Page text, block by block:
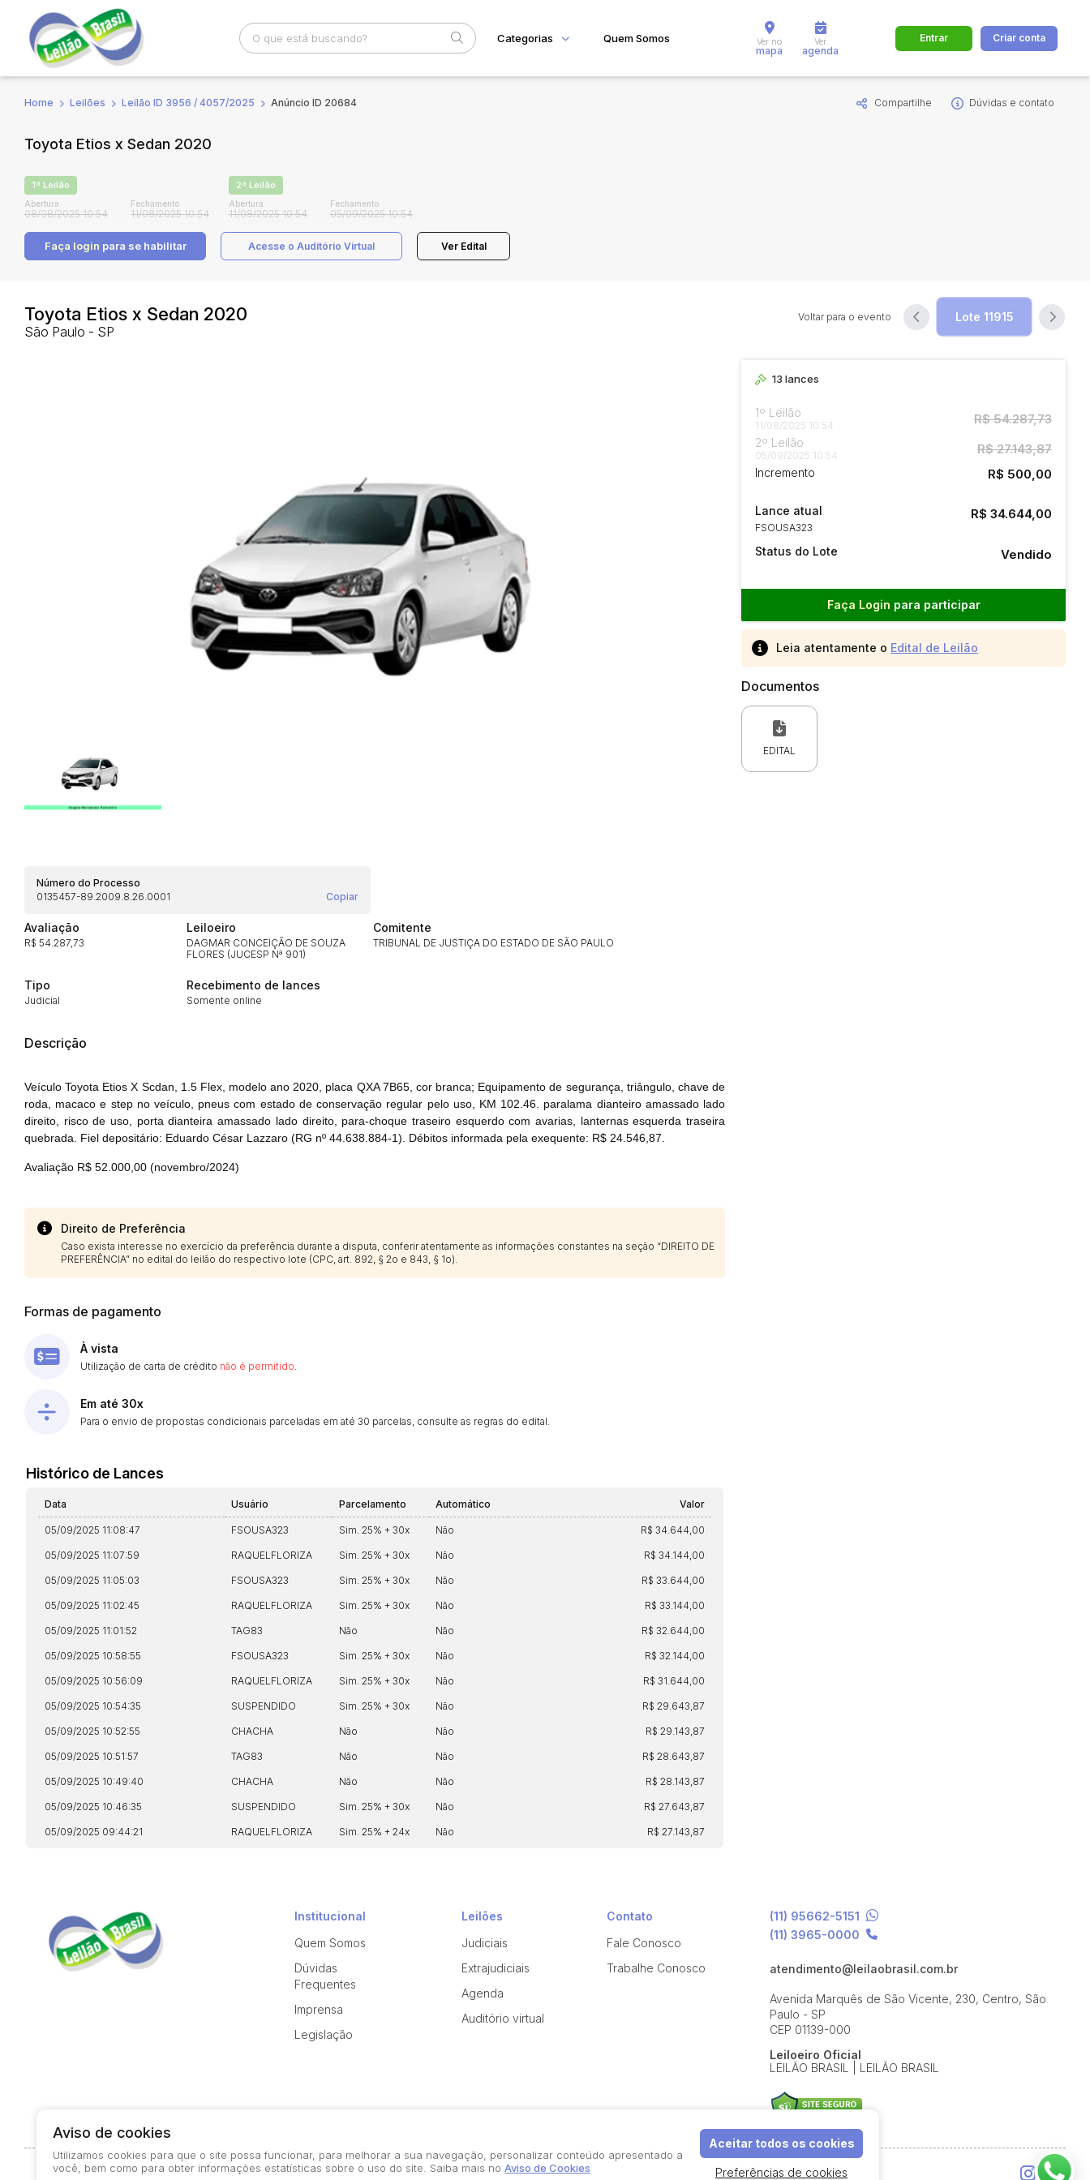
Busca por palavra-chave Categoria Cidade
Categorias Quem Somos Ver no
mapa
Ver
agenda
Entrar Criar conta
Home Leilões Leilão ID 3956 / 4057/2025 Anúncio ID 20684 Compartilhe Dúvidas e contato
Toyota Etios x Sedan 2020
1ª Leilão
Abertura
08/08/2025 10:54
Fechamento
11/08/2025 10:54
2ª Leilão
Abertura
11/08/2025 10:54
Fechamento
05/09/2025 10:54
Faça login para se habilitar Acesse o Auditório Virtual Ver Edital
Toyota Etios x Sedan 2020
São Paulo - SP
Voltar para o evento
13 lances
1º Leilão
11/08/2025 10:54 R$ 54.287,73
2º Leilão
05/09/2025 10:54 R$ 27.143,87
Incremento R$ 500,00
Lance atual
FSOUSA323
R$ 34.644,00
Status do Lote Vendido
Faça Login para participar
Leia atentamente o Edital de Leilão
Documentos
EDITAL
Número do Processo
0135457-89.2009.8.26.0001
Copiar
Avaliação
R$ 54.287,73
Leiloeiro
DAGMAR CONCEIÇÃO DE SOUZA
FLORES (JUCESP Nª 901)
Comitente
TRIBUNAL DE JUSTIÇA DO ESTADO DE SÃO PAULO
Tipo
Judicial
Recebimento de lances
Somente online
Descrição
Veículo Toyota Etios X Scdan, 1.5 Flex, modelo ano 2020, placa QXA 7B65, cor branca; Equipamento de segurança, triângulo, chave de
roda, macaco e step no veículo, pneus com estado de conservação regular pelo uso, KM 102.46. paralama dianteiro amassado lado
direito, risco de uso, porta dianteira amassado lado direito, para-choque traseiro esquerdo com avarias, lanternas esquerda traseira
quebrada. Fiel depositário: Eduardo César Lazzaro (RG nº 44.638.884-1). Débitos informada pela exequente: R$ 24.546,87.
Avaliação R$ 52.000,00 (novembro/2024)
Direito de Preferência
Caso exista interesse no exercício da preferência durante a disputa, conferir atentamente as informações constantes na seção “DIREITO DE
PREFERÊNCIA” no edital do leilão do respectivo lote (CPC, art. 892, § 2o e 843, § 1o).
Formas de pagamento
À vista
Utilização de carta de crédito não é permitido.
Em até 30x
Para o envio de propostas condicionais parceladas em até 30 parcelas, consulte as regras do edital.
Histórico de Lances
Data Usuário Parcelamento Automático Valor
05/09/2025 11:08:47 FSOUSA323 Sim. 25% + 30x Não R$ 34.644,00
05/09/2025 11:07:59 RAQUELFLORIZA Sim. 25% + 30x Não R$ 34.144,00
05/09/2025 11:05:03 FSOUSA323 Sim. 25% + 30x Não R$ 33.644,00
05/09/2025 11:02:45 RAQUELFLORIZA Sim. 25% + 30x Não R$ 33.144,00
05/09/2025 11:01:52 TAG83 Não Não R$ 32.644,00
05/09/2025 10:58:55 FSOUSA323 Sim. 25% + 30x Não R$ 32.144,00
05/09/2025 10:56:09 RAQUELFLORIZA Sim. 25% + 30x Não R$ 31.644,00
05/09/2025 10:54:35 SUSPENDIDO Sim. 25% + 30x Não R$ 29.643,87
05/09/2025 10:52:55 CHACHA Não Não R$ 29.143,87
05/09/2025 10:51:57 TAG83 Não Não R$ 28.643,87
05/09/2025 10:49:40 CHACHA Não Não R$ 28.143,87
05/09/2025 10:46:35 SUSPENDIDO Sim. 25% + 30x Não R$ 27.643,87
05/09/2025 09:44:21 RAQUELFLORIZA Sim. 25% + 24x Não R$ 27.143,87
Envie sua Proposta (Art. 895, CPC)
Data Usuário
14/04/2025 18:43:11 TIAGOFELIPE
Clique aqui para fazer login
Habilite-se para efetuar lances ou propostas
Institucional
Quem Somos
Dúvidas
Frequentes
Imprensa
Legislação
Leilões
Judiciais
Extrajudiciais
Agenda
Auditório virtual
Contato
Fale Conosco
Trabalhe Conosco
(11) 95662-5151
(11) 3965-0000
atendimento@leilaobrasil.com.br
Avenida Marquês de São Vicente, 230, Centro, São
Paulo - SP
CEP 01139-000
Leiloeiro Oficial
LEILÃO BRASIL | LEILÃO BRASIL
© 2026-present - Todos os direitos reservados Política de Privacidade Aviso de Cookies Termos de Uso
Aviso de cookies
Utilizamos cookies para que o site possa funcionar, para melhorar a sua navegação, personalizar conteúdo apresentado a
você, bem como para obter informações estatísticas sobre o uso do site. Saiba mais no Aviso de Cookies
Aceitar todos os cookies
Preferências de cookies